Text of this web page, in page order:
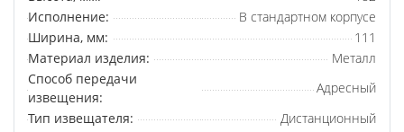
Исполнение:
В стандартном корпусе
Ширина, мм:
111
Материал изделия:
Металл
Способ передачи
извещения:
Адресный
Тип извещателя:
Дистанционный